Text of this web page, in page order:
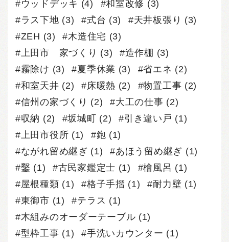
ウッドデッキ (4) 和室改修 (3)
ラス下地 (3) 式台 (3) 天井板張り (3)
ZEH (3) 木造住宅 (3)
上田市 家づくり (3) 造作棚 (3)
霧除け (3) 夏季休業 (3) 省エネ (2)
和室天井 (2) 床暖熱 (2) 物置工事 (2)
信州の家づくり (2) 大工の仕事 (2)
収納 (2) 坂城町 (2) 引き違い戸 (1)
上田市役所 (1) 鉋 (1)
ながれ留め継ぎ (1) あほう留め継ぎ (1)
鑿 (1) 古民家鑑定士 (1) 檜風呂 (1)
屋根種類 (1) 格子手摺 (1) 耐力壁 (1)
東御市 (1) テラス (1)
木組みのオーダーテーブル (1)
型枠工事 (1) 手洗いカウンター (1)